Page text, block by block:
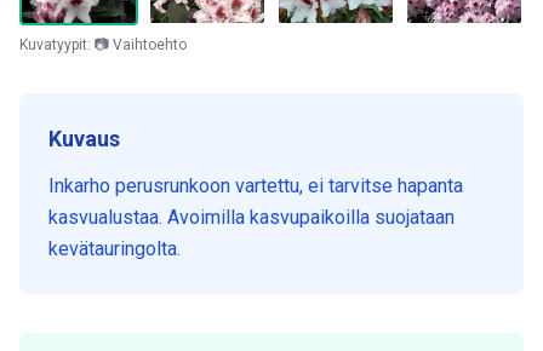
Kuvatyypit: 📷 Vaihtoehto
Kuvaus
Inkarho perusrunkoon vartettu, ei tarvitse hapanta
kasvualustaa. Avoimilla kasvupaikoilla suojataan
kevätauringolta.